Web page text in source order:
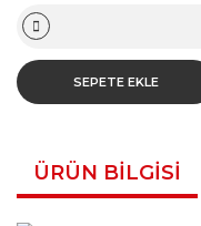
SEPETE EKLE
ÜRÜN BILGISI